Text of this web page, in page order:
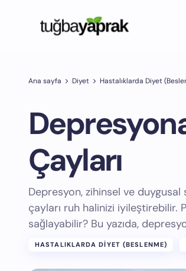
Ana sayfa Diyet Hastalıklarda Diyet
Çayları
Depresyon, zihinsel ve duygusal
çayları ruh halinizi iyileştirebilir.
sağlayabilir? Bu yazıda,
HASTALIKLARDA DIYET (BESLENME)